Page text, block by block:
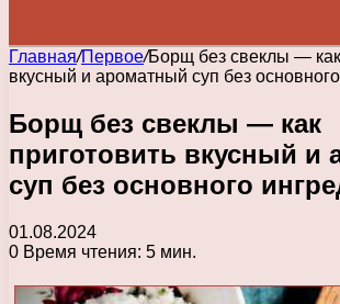
Главная/Первое/Борщ без свеклы — как
вкусный и ароматный суп без
Борщ без свеклы — как
приготовить вкусный и
суп без основного
01.08.2024
0 Время чтения: 5 мин.